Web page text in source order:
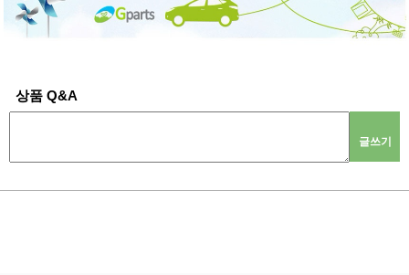
상품 Q&A
글쓰기